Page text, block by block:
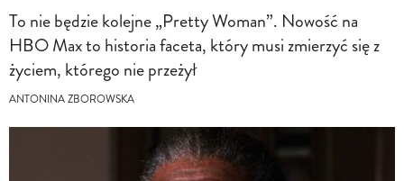
To nie będzie kolejne „Pretty Woman”. Nowość na
HBO Max to historia faceta, który musi zmierzyć się z
życiem, którego nie przeżył
ANTONINA ZBOROWSKA